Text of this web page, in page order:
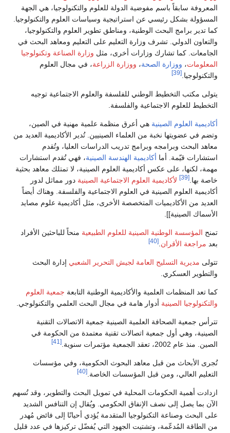
المعروفة سابقاً باسم مفوضية الدولة للعلوم والتكنولوجيا، هي الجهة
المسؤولة بشكل رئيسي عن استراتيجية وسياسات العلوم والتكنولوجيا.
كما تدير برامج البحث الوطنية، ومناطق تطوير العلوم والتكنولوجيا،
والتعاون الدولي. تشرف وزارة التعليم على التعليم ومعاهد البحث في
الجامعات. كما تشارك وزارات أخرى، مثل وزارة الصناعة وتكنولوجيا
المعلومات، ووزارة الصحة، ووزارة الزراعة، في مجال العلوم
والتكنولوجيا.[39]
يتولى مكتب التخطيط الوطني للفلسفة والعلوم الاجتماعية توجيه
التخطيط للعلوم الاجتماعية والفلسفة.
أكاديمية العلوم الصينية هي أعرق منظمة علمية مهنية في الصين،
وتضم في عضويتها نخبة من العلماء الصينيين. تُدير الأكاديمية العديد من
معاهد البحث وبرامجه وبرامج تدريب الدراسات العليا، وتُقدم
استشارات قيّمة. أما أكاديمية الهندسة الصينية، فهي تُقدم استشارات
مهمة، لكنها، على عكس أكاديمية العلوم الصينية، لا تمتلك معاهد بحثية
خاصة بها.[39] لأكاديمية العلوم الاجتماعية الصينية دور مماثل لدور
أكاديمية العلوم الصينية في العلوم الاجتماعية والفلسفة. وهناك أيضاً
العديد من الأكاديميات المتخصصة الأخرى، مثل أكاديمية علوم مصايد
الأسماك الصينية]].
تمنح المؤسسة الوطنية الصينية للعلوم الطبيعية منحاً للباحثين الأفراد
بعد مراجعة الأقران.
[40]
تتولى مديرية التسليح العامة لجيش التحرير الشعبي إدارة البحث
والتطوير العسكري.
كما تعد المنظمات العلمية والأكاديمية الوطنية التابعة جمعية العلوم
والتكنولوجيا الصينية أدوار هامة في مجال البحث العلمي والتكنولوجي.
تترأس جمعية الصحافة العلمية الصينية جمعية الاتصالات التقنية
الصينية، وهي أول جمعية اتصالات تقنية معتمدة من الحكومة في
الصين. منذ عام 2002، تعقد الجمعية مؤتمرات سنوية.
[41]
تُجرى الأبحاث من قبل معاهد البحوث الحكومية، وفي مؤسسات
التعليم العالي، ومن قبل المؤسسات الخاصة.[40]
ازدادت أهمية الحكومات المحلية في تمويل البحث والتطوير، وقد تُسهم
الآن بما يصل إلى نصف الإنفاق الحكومي. ويُقال إن التنافس الشديد
على البحث وصناعة التكنولوجيا المتقدمة يُؤدي أحيانًا إلى فائض مُهدر
من الطاقة المُدعّمة، وتشتيت الجهود التي يُفضّل تركيزها في عدد قليل